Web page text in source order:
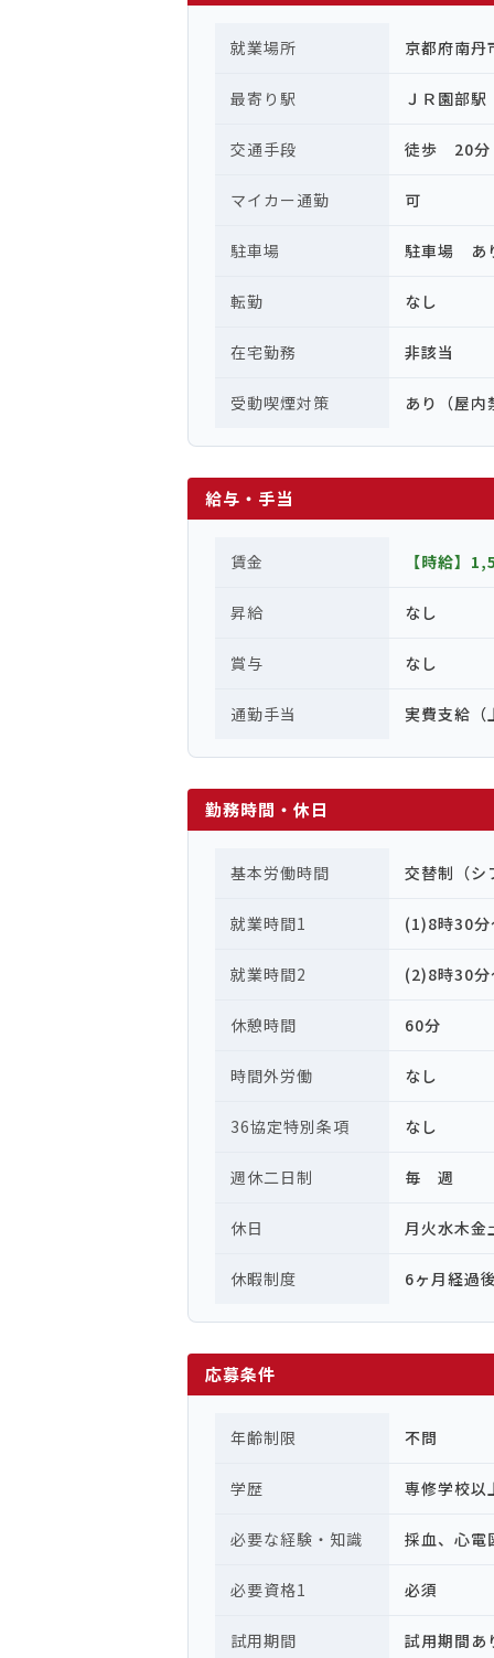
就業場所 京都府南丹
最寄り駅 ＪＲ園部
交通手段 徒歩 20分
マイカー通勤 可
駐車場 駐車場 あ
転勤 なし
在宅勤務 非該当
受動喫煙対策 あり（屋内
給与・手当
賃金 【時給】
昇給 なし
賞与 なし
通勤手当 実費支給
勤務時間・休日
基本労働時間 交替制（シ
就業時間1 (1)8時30
就業時間2 (2)8時30
休憩時間 60分
時間外労働 なし
36協定特別条項 なし
週休二日制 毎 週
休日 月火水木金
休暇制度 6ヶ月経過
応募条件
年齢制限 不問
学歴 専修学校以
必要な経験・知識 採血、心電
必要資格1 必須
試用期間 試用期間あ